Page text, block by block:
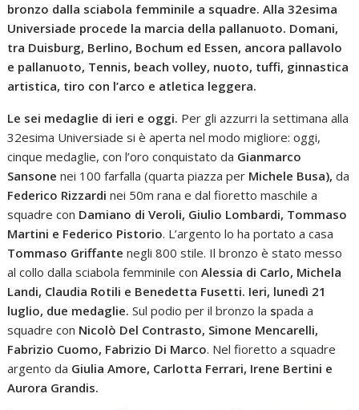
bronzo dalla sciabola femminile a squadre. Alla 32esima
Universiade procede la marcia della pallanuoto. Domani,
tra Duisburg, Berlino, Bochum ed Essen, ancora pallavolo
e pallanuoto, Tennis, beach volley, nuoto, tuffi, ginnastica
artistica, tiro con l’arco e atletica leggera.
Le sei medaglie di ieri e oggi. Per gli azzurri la settimana alla
32esima Universiade si è aperta nel modo migliore: oggi,
cinque medaglie, con l’oro conquistato da Gianmarco
Sansonenei 100 farfalla (quarta piazza per Michele Busa),da
Federico Rizzardi nei 50m rana e dal fioretto maschile a
squadre con Damiano di Veroli, Giulio Lombardi, Tommaso
Martini e Federico Pistorio. L’argento lo ha portato a casa
Tommaso Griffantenegli 800 stile. Il bronzo è stato messo
al collo dalla sciabola femminile conAlessia di Carlo, Michela
Landi, Claudia Rotili e Benedetta Fusetti. Ieri, lunedì 21
luglio, due medaglie.Sul podio per il bronzo la spada a
squadre con Nicolò Del Contrasto, Simone Mencarelli,
Fabrizio Cuomo, Fabrizio Di Marco. Nel fioretto a squadre
argento da Giulia Amore, Carlotta Ferrari, Irene Bertini e
Aurora Grandis.